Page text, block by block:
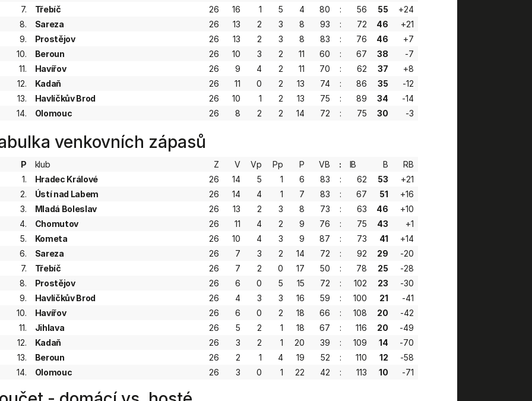
7.
Třebíč 26 16 1 5 4 80 : 56 55
+24
8.
Sareza 26 13 2 3 8 93 : 72 46
+21
9.
Prostějov 26 13 2 3 8 83 : 76 46
+7
10.
Beroun 26 10 3 2 11 60 : 67 38
-7
11.
Havířov 26 9 4 2 11 70 : 62 37
+8
12.
Kadaň 26 11 0 2 13 74 : 86 35
-12
13.
Havlíčkův Brod 26 10 1 2 13 75 : 89 34
-14
14.
Olomouc 26 8 2 2 14 72 : 75 30 -3
venkovních zápasů
P klub Z V Vp Pp P VB : IB B
RB
1.
Hradec Králové 26 14 5 1 6 83 : 62 53
+21
2.
Ústí nad Labem 26 14 4 1 7 83 : 67 51
+16
3.
Mladá Boleslav 26 13 2 3 8 73 : 63 46
+10
4.
Chomutov 26 11 4 2 9 76 : 75 43
+1
5.
Kometa 26 10 4 3 9 87 : 73 41
+14
6.
Sareza 26 7 3 2 14 72 : 92 29
-20
7.
Třebíč 26 7 2 0 17 50 : 78 25
-28
8.
Prostějov 26 6 0 5 15 72 : 102 23
-30
9.
Havlíčkův Brod 26 4 3 3 16 59 : 100 21
-41
10.
Havířov 26 6 0 2 18 66 : 108 20
-42
11.
Jihlava 26 5 2 1 18 67 : 116 20
-49
12.
Kadaň 26 3 2 1 20 39 : 109 14
-70
13.
Beroun 26 2 1 4 19 52 : 110 12
-58
14.
Olomouc 26 3 0 1 22 42 : 113 10 -71